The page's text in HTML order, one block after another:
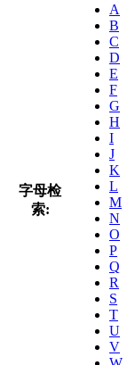
字母检
索:
A
B
C
D
E
F
G
H
I
J
K
L
M
N
O
P
Q
R
S
T
U
V